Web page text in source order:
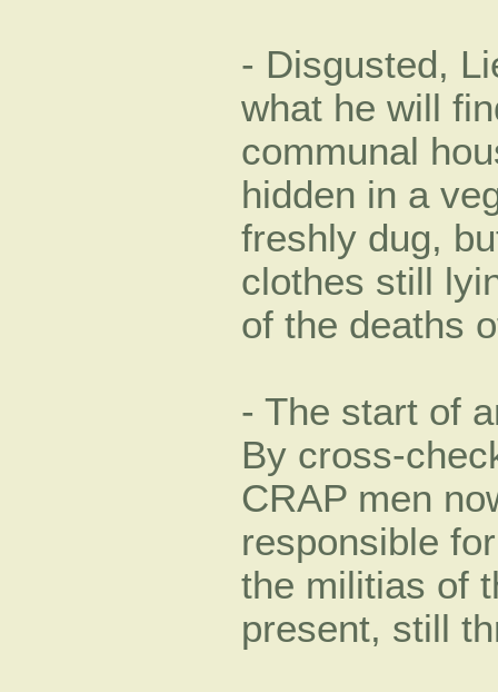
- Disgusted,
what he will
communal
hidden in a
freshly dug,
clothes still
of the deaths
- The start of
By cross-
CRAP men
responsible
the militias of
present, still